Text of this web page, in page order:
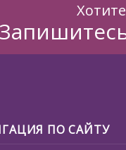
ПО САЙТУ